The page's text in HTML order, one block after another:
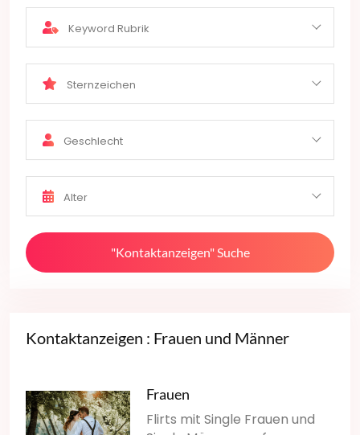
Keyword Rubrik
Sternzeichen
Geschlecht
Alter
"Kontaktanzeigen" Suche
Kontaktanzeigen : Frauen und Männer
Frauen
Flirts mit Single Frauen und